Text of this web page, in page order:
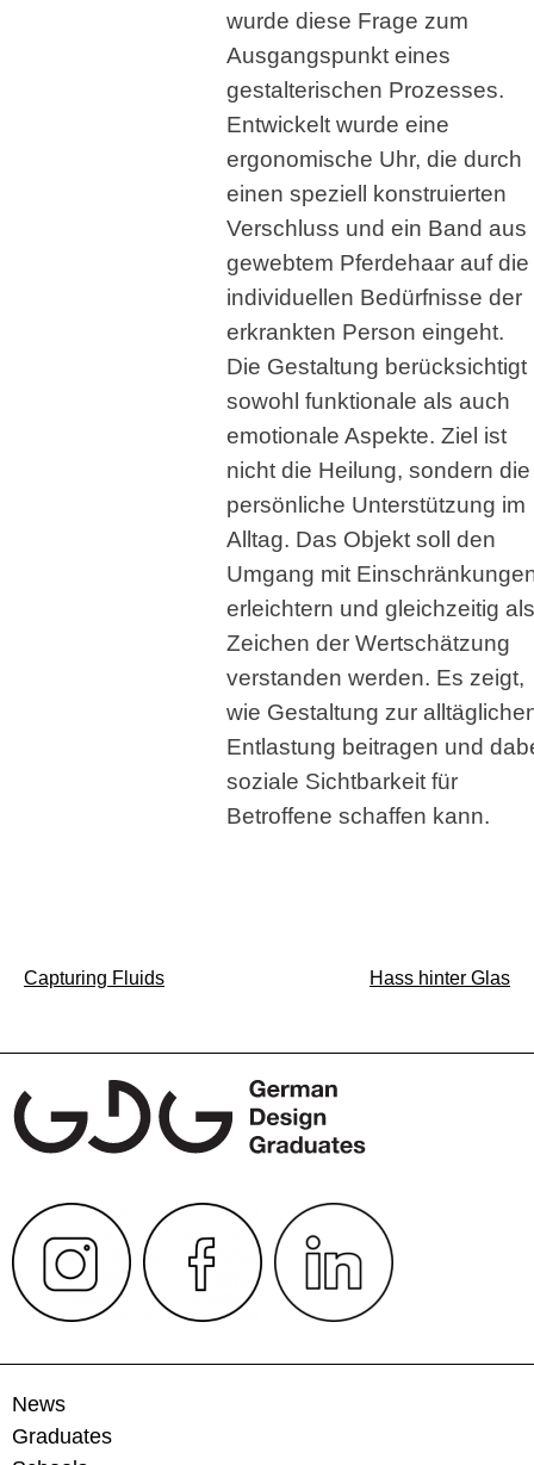
wurde diese Frage zum
Ausgangspunkt eines
gestalterischen Prozesses.
Entwickelt wurde eine
ergonomische Uhr, die durch
einen speziell konstruierten
Verschluss und ein Band aus
gewebtem Pferdehaar auf die
individuellen Bedürfnisse der
erkrankten Person eingeht.
Die Gestaltung berücksichtigt
sowohl funktionale als auch
emotionale Aspekte. Ziel ist
nicht die Heilung, sondern die
persönliche Unterstützung im
Alltag. Das Objekt soll den
Umgang mit
erleichtern und gleichzeitig als
Zeichen der Wertschätzung
verstanden werden. Es zeigt,
wie Gestaltung zur
Entlastung beitragen und
soziale Sichtbarkeit für
Betroffene schaffen kann.
Beitragsnavigation
Capturing Fluids Hass hinter Glas
News
Graduates